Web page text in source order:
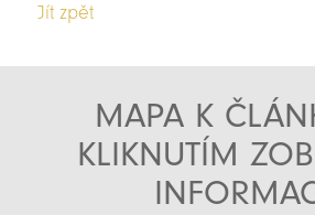
Jít zpět
MAPA K
KLIKNUTÍM